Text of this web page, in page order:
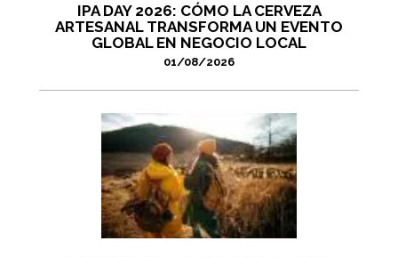
IPA DAY 2026: CÓMO LA CERVEZA
ARTESANAL TRANSFORMA UN EVENTO
GLOBAL EN NEGOCIO LOCAL
01/08/2026